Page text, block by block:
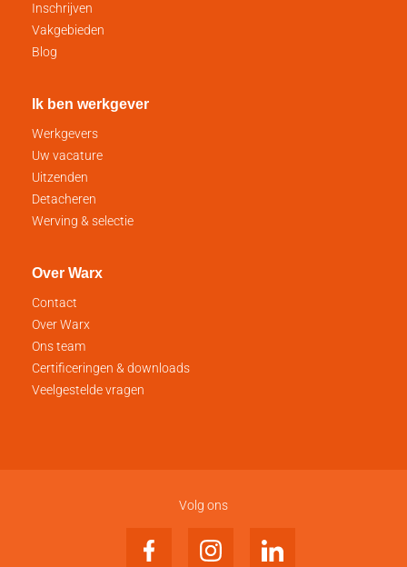
Inschrijven
Vakgebieden
Blog
Ik ben werkgever
Werkgevers
Uw vacature
Uitzenden
Detacheren
Werving & selectie
Over Warx
Contact
Over Warx
Ons team
Certificeringen & downloads
Veelgestelde vragen
Volg ons